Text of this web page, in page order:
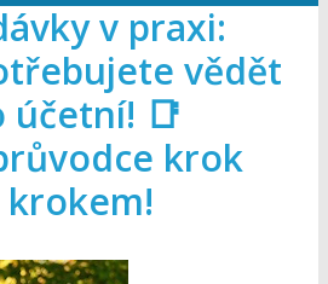
v praxi:
vědět
účetní! 📑
krok
krokem!